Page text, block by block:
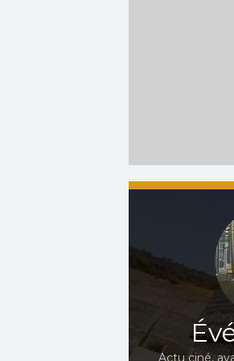
Actu ciné,